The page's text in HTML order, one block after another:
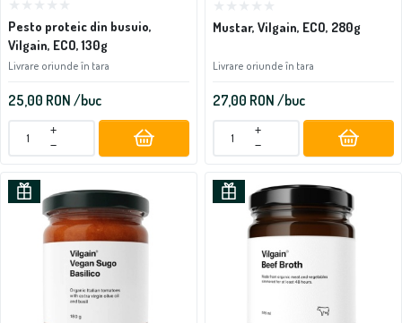
Pesto proteic din busuio,
Vilgain, ECO, 130g
Livrare oriunde în tara
25,00 RON /buc
+
−
Mustar, Vilgain, ECO, 280g
Livrare oriunde în tara
27,00 RON /buc
+
−